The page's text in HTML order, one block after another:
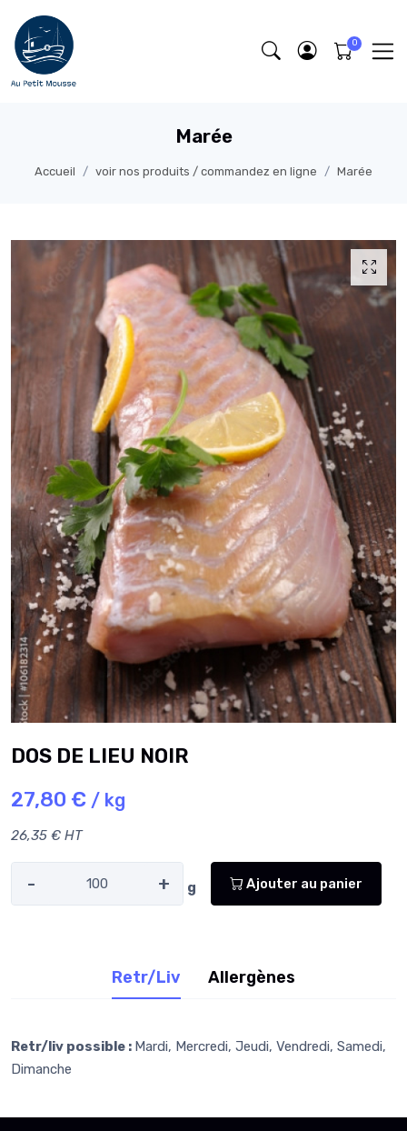
Marée
Accueil voir nos produits / commandez en ligne Marée
DOS DE LIEU NOIR
27,80 € / kg
26,35 € HT
- + g Ajouter au panier
Retr/Liv Allergènes
Retr/liv possible : Mardi, Mercredi, Jeudi, Vendredi, Samedi,
Dimanche